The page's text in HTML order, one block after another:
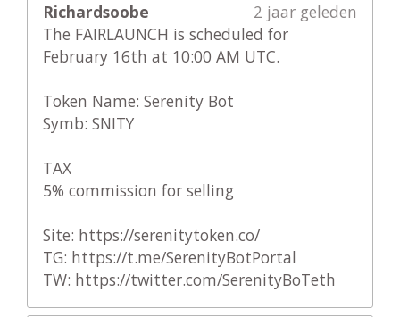
Richardsoobe
2 jaar geleden
The FAIRLAUNCH is scheduled for
February 16th at 10:00 AM UTC.
Token Name: Serenity Bot
Symb: SNITY
TAX
5% commission for selling
Site: https://serenitytoken.co/
TG: https://t.me/SerenityBotPortal
TW: https://twitter.com/SerenityBoTeth